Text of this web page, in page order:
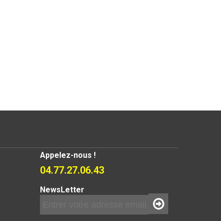
Appelez-nous !
04.77.27.06.43
NewsLetter